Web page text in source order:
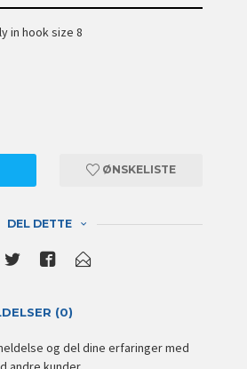
in hook size 8
ØNSKELISTE
DEL DETTE
(0)
og del dine erfaringer med